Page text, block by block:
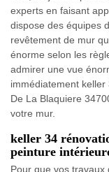
experts en faisant
dispose des équipes
revêtement de mur
énorme selon les
admirer une vue
immédiatement
De La Blaquiere
votre mur.
keller 34
peinture
Pour que vos